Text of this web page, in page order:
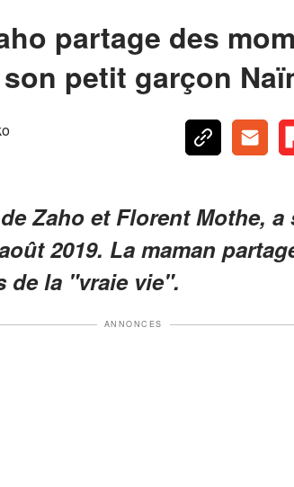
partage des
petit garçon
Zaho et Florent Mothe, a
2019. La maman
de la "vraie vie".
ANNONCES